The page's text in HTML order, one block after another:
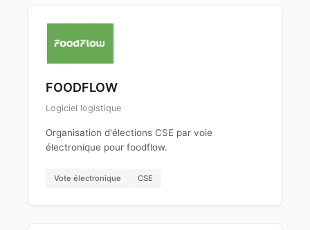
FOODFLOW
Logiciel logistique
Organisation d'élections CSE par voie
électronique pour foodflow.
Vote électronique CSE